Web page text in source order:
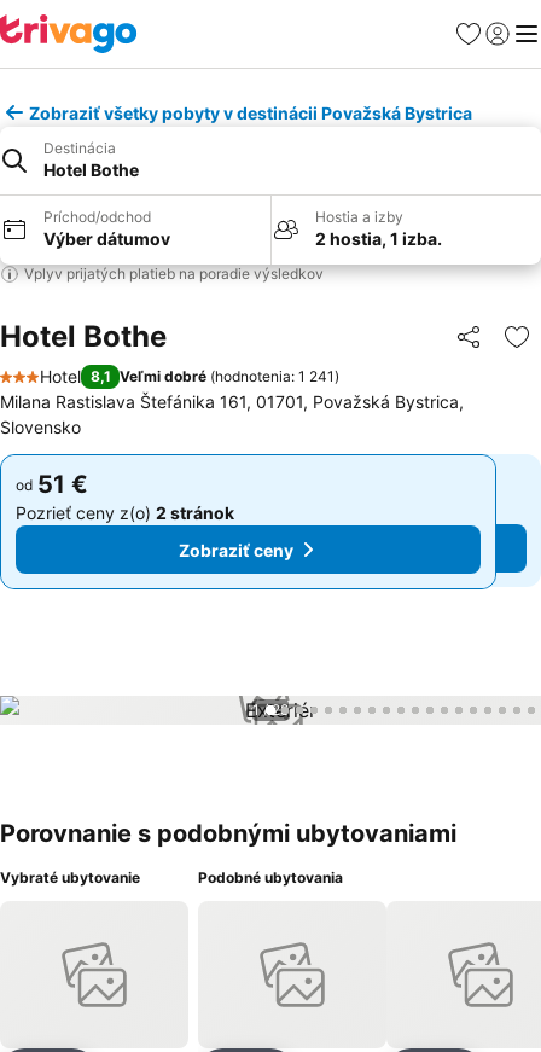
Obľúbené
Zobraziť všetky pobyty v destinácii Považská Bystrica
Destinácia
Hotel Bothe
Príchod/odchod
Výber dátumov
Hostia a izby
2 hostia, 1 izba.
Vplyv prijatých platieb na poradie výsledkov
Hotel Bothe Zdieľať
3 Počet hviezdičiek
Hotel 8,1 Veľmi dobré (hodnotenia: 1 241)
Milana Rastislava Štefánika 161, 01701, Považská Bystrica,
Slovensko
od 51 €
Pozrieť ceny z(o) 2 stránok
Zobraziť ceny
od 51 €
Pozrieť ceny z(o) 2 stránok
Zobraziť ceny
1 / 28
Porovnanie s podobnými ubytovaniami
Vybraté ubytovanie Podobné ubytovania